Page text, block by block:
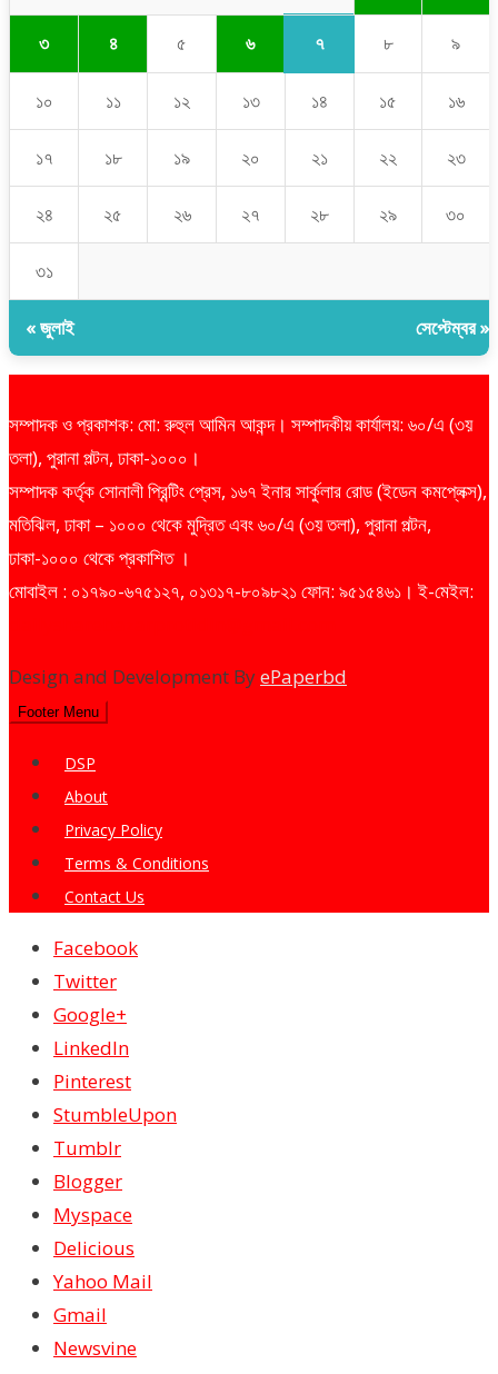
৩ ৪ ৫ ৬ ৭ ৮ ৯
১০ ১১ ১২ ১৩ ১৪ ১৫ ১৬
১৭ ১৮ ১৯ ২০ ২১ ২২ ২৩
২৪ ২৫ ২৬ ২৭ ২৮ ২৯ ৩০
৩১
« জুলাই সেপ্টেম্বর »
সম্পাদক ও প্রকাশক: মো: রুহুল আমিন আকন্দ। সম্পাদকীয় কার্যালয়: ৬০/এ (৩য়
তলা), পুরানা পল্টন, ঢাকা-১০০০।
সম্পাদক কর্তৃক সোনালী প্রিন্টিং প্রেস, ১৬৭ ইনার সার্কুলার রোড (ইডেন কমপ্লেক্স),
মতিঝিল, ঢাকা – ১০০০ থেকে মুদ্রিত এবং ৬০/এ (৩য় তলা), পুরানা পল্টন,
ঢাকা-১০০০ থেকে প্রকাশিত ।
মোবাইল : ০১৭৯০-৬৭৫১২৭, ০১৩১৭-৮০৯৮২১ ফোন: ৯৫১৫৪৬১। ই-মেইল:
Design and Development ByePaperbd
Footer Menu
DSP
About
Privacy Policy
Terms & Conditions
Contact Us
Facebook
Twitter
Google+
LinkedIn
Pinterest
StumbleUpon
Tumblr
Blogger
Myspace
Delicious
Yahoo Mail
Gmail
Newsvine